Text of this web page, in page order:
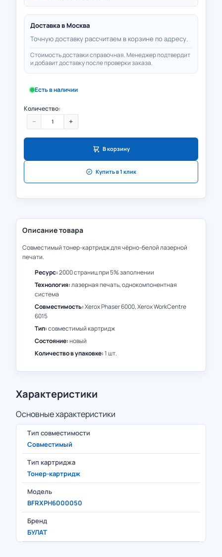
Доставка в Москва
Точную доставку рассчитаем в корзине по адресу.
Стоимость доставки справочная. Менеджер подтвердит
и добавит доставку после проверки заказа.
Есть в наличии
Количество:
− +
В корзину
Купить в 1 клик
Описание товара
Совместимый тонер-картридж для чёрно-белой лазерной
печати.
Ресурс:2000 страниц при 5% заполнении
Технология:лазерная печать, однокомпонентная
система
Совместимость:Xerox Phaser 6000, Xerox WorkCentre
6015
Тип:совместимый картридж
Состояние:новый
Количество в упаковке:1 шт.
Характеристики
Основные характеристики
Тип совместимости
Совместимый
Тип картриджа
Тонер-картридж
Модель
BFRXPH6000050
Бренд
БУЛАТ